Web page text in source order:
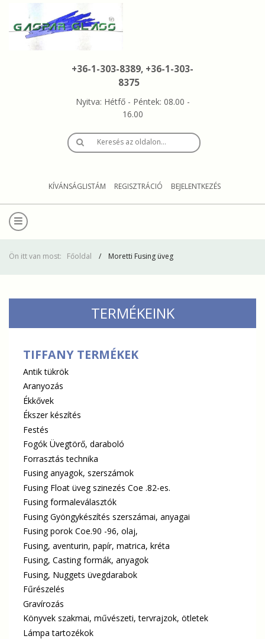
+36-1-303-8389, +36-1-303-
8375
Nyitva: Hétfő - Péntek: 08.00 -
16.00
Keresés az oldalon…
KÍVÁNSÁGLISTÁM REGISZTRÁCIÓ BEJELENTKEZÉS
Ön itt van most: Főoldal Moretti Fusing üveg
TERMÉKEINK
TIFFANY TERMÉKEK
Antik tükrök
Aranyozás
Ékkővek
Ékszer készítés
Festés
Fogók Üvegtörő, daraboló
Forrasztás technika
Fusing anyagok, szerszámok
Fusing Float üveg szinezés Coe .82-es.
Fusing formaleválasztók
Fusing Gyöngykészítés szerszámai, anyagai
Fusing porok Coe.90 -96, olaj,
Fusing, aventurin, papír, matrica, kréta
Fusing, Casting formák, anyagok
Fusing, Nuggets üvegdarabok
Fűrészelés
Gravírozás
Könyvek szakmai, művészeti, tervrajzok, ötletek
Lámpa tartozékok